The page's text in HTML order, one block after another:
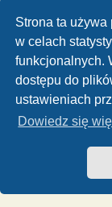
Strona ta używa
w celach
funkcjonalnych.
dostępu do
ustawieniach
Dowiedz się